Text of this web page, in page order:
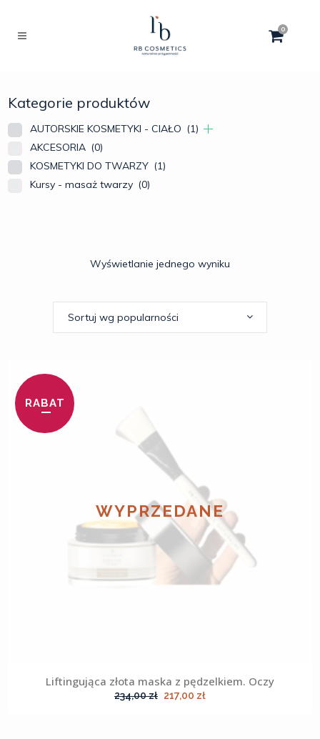
0
Kategorie produktów
AUTORSKIE KOSMETYKI - CIAŁO (1)
AKCESORIA (0)
KOSMETYKI DO TWARZY (1)
Kursy - masaż twarzy (0)
Wyświetlanie jednego wyniku
Sortuj wg popularności
RABAT
WYPRZEDANE
Liftingująca złota maska z pędzelkiem. Oczy
234,00zł Pierwotna
cena
217,00 złAktualna